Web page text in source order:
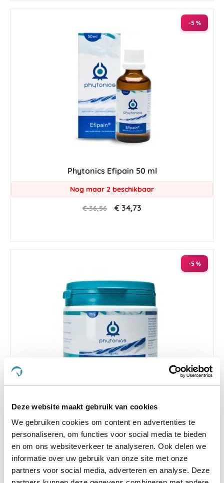
Deze website maakt gebruik van cookies
We gebruiken cookies om content en advertenties te
personaliseren, om functies voor social media te bieden
en om ons websiteverkeer te analyseren. Ook delen we
informatie over uw gebruik van onze site met onze
partners voor social media, adverteren en analyse. Deze
-5 %
Phytonics Efipain 50 ml
Nog maar 2 beschikbaar
€ 36,56 € 34,73
-5 %
Phytonics Joint Comp 250 g Hond/Kat
Nog maar 2 beschikbaar
€ 52,24 € 49,63